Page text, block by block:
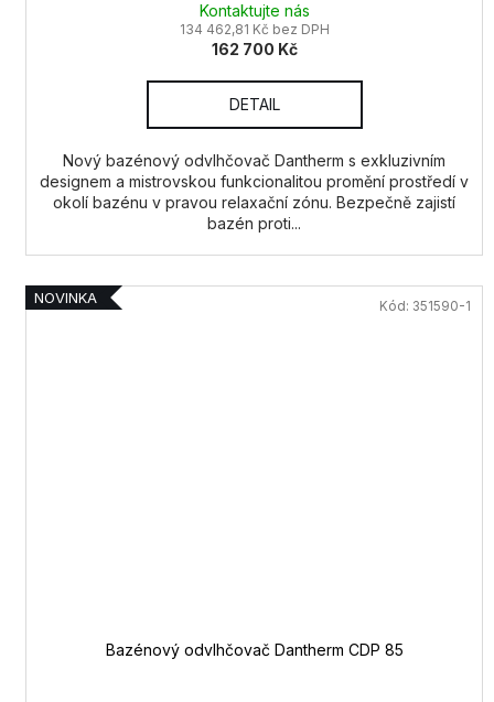
Kontaktujte nás
134 462,81 Kč bez DPH
162 700 Kč
DETAIL
Nový bazénový odvlhčovač Dantherm s exkluzivním
designem a mistrovskou funkcionalitou promění prostředí v
okolí bazénu v pravou relaxační zónu. Bezpečně zajistí
bazén proti...
NOVINKA
Bazénový odvlhčovač Dantherm CDP 85
Kód: 351590-1